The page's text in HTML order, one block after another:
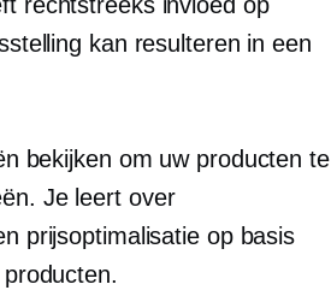
kan resulteren in een
bekijken om uw producten te
Je leert over
prijsoptimalisatie op basis